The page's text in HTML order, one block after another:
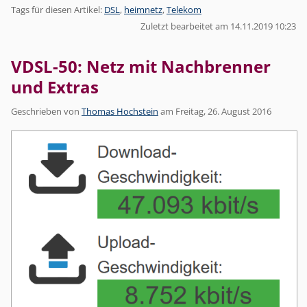
Tags für diesen Artikel: DSL, heimnetz,Telekom
Zuletzt bearbeitet am 14.11.2019 10:23
VDSL-50: Netz mit Nachbrenner
und Extras
Geschrieben von Thomas Hochstein am Freitag, 26. August 2016